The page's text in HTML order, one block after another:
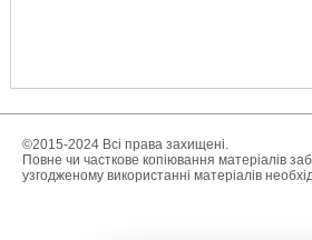
©2015-2024 Всі права захищені.
Повне чи часткове копіювання матеріалів
узгодженому використанні матеріалів